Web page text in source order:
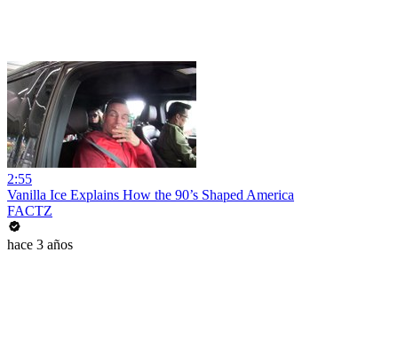
2:55
Vanilla Ice Explains How the 90’s Shaped America
FACTZ
hace 3 años